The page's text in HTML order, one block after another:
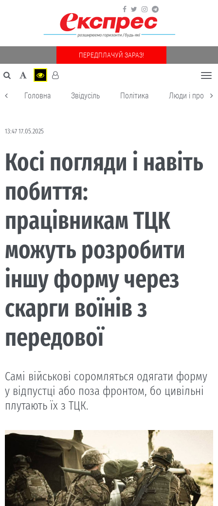
ПЕРЕДПЛАЧУЙ ЗАРАЗ!
Головна Звідусіль Політика Люди і
13:47 17.05.2025
Косі погляди і навіть
побиття:
працівникам ТЦК
можуть розробити
іншу форму через
скарги воїнів з
передової
Самі військові соромляться одягати форму
у відпустці або поза фронтом, бо цивільні
плутають їх з ТЦК.